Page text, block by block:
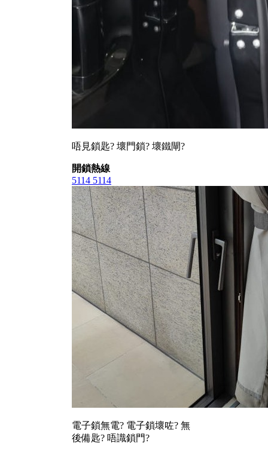
唔見鎖匙? 壞門鎖? 壞鐵閘?
開鎖熱線
5114 5114
電子鎖無電? 電子鎖壞咗? 無
後備匙? 唔識鎖門?